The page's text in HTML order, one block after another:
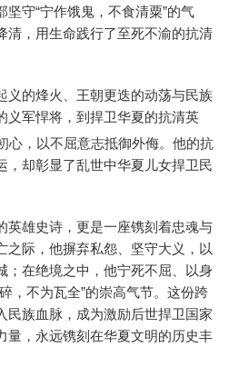
守“宁作饿鬼，不食清粟”的气
清，用生命践行了至死不渝的抗清
义的烽火、王朝更迭的动荡与民族
义军悍将，到捍卫华夏的抗清英
心，以不屈意志抵御外侮。他的抗
，却彰显了乱世中华夏儿女捍卫民
英雄史诗，更是一座镌刻着忠魂与
之际，他摒弃私怨、坚守大义，以
；在绝境之中，他宁死不屈、以身
，不为瓦全”的崇高气节。这份跨
民族血脉，成为激励后世捍卫国家
量，永远镌刻在华夏文明的历史丰